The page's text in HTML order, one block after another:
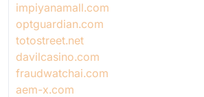
impiyanamall.com
optguardian.com
totostreet.net
davilcasino.com
fraudwatchai.com
aem-x.com